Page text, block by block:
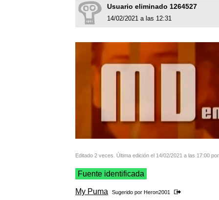
Usuario eliminado 1264527
14/02/2021 a las 12:31
Editado 2 veces. Última edición el 14/02/2021 a las 17:00
Fuente identificada
My Puma Sugerido por Heron2001